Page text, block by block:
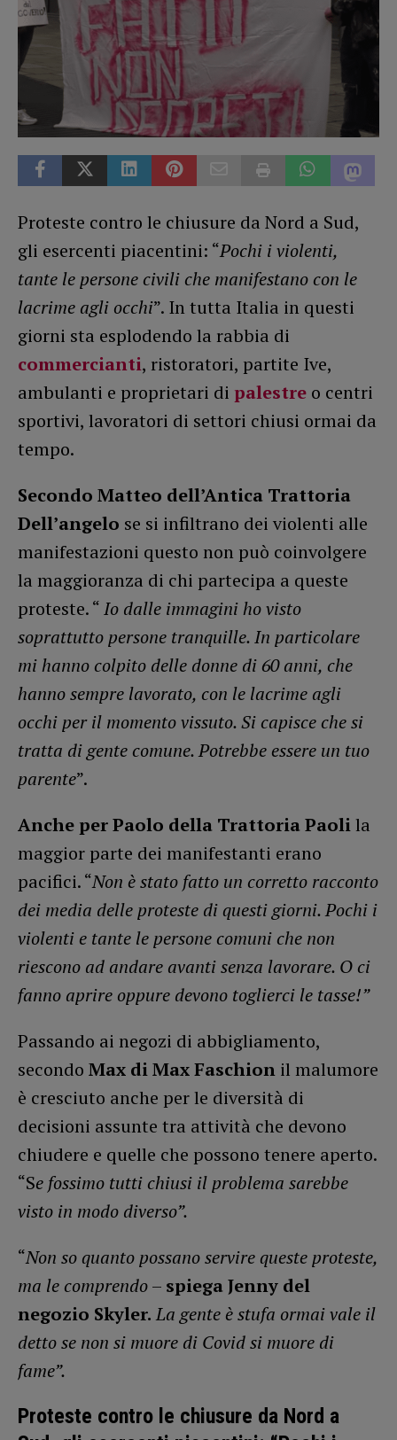
Proteste contro le chiusure da Nord a Sud,
gli esercenti piacentini: “Pochi i violenti,
tante le persone civili che manifestano con le
lacrime agli occhi”. In tutta Italia in questi
giorni sta esplodendo la rabbia di
commercianti, ristoratori, partite Ive,
ambulanti e proprietari di palestre o centri
sportivi, lavoratori di settori chiusi ormai da
tempo.
Secondo Matteo dell’Antica Trattoria
Dell’angelo se si infiltrano dei violenti alle
manifestazioni questo non può coinvolgere
la maggioranza di chi partecipa a queste
proteste. “Io dalle immagini ho visto
soprattutto persone tranquille. In particolare
mi hanno colpito delle donne di 60 anni, che
hanno sempre lavorato, con le lacrime agli
occhi per il momento vissuto. Si capisce che si
tratta di gente comune. Potrebbe essere un tuo
parente”.
Anche per Paolo della Trattoria Paolila
maggior parte dei manifestanti erano
pacifici. “Non è stato fatto un corretto racconto
dei media delle proteste di questi giorni. Pochi i
violenti e tante le persone comuni che non
riescono ad andare avanti senza lavorare. O ci
fanno aprire oppure devono toglierci le tasse!”
Passando ai negozi di abbigliamento,
secondo Max di Max Faschion il malumore
è cresciuto anche per le diversità di
decisioni assunte tra attività che devono
chiudere e quelle che possono tenere aperto.
“Se fossimo tutti chiusi il problema sarebbe
visto in modo diverso”.
“Non so quanto possano servire queste proteste,
ma le comprendo– spiega Jenny del
negozio Skyler. La gente è stufa ormai vale il
detto se non si muore di Covid si muore di
fame”.
Proteste contro le chiusure da Nord a